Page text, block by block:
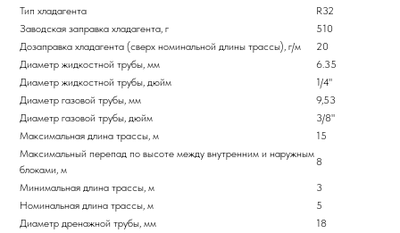
Тип хладагента
R32
Заводская заправка хладагента, г
510
Дозаправка хладагента (сверх номинальной длины трассы), г/м
20
Диаметр жидкостной трубы, мм
6.35
Диаметр жидкостной трубы, дюйм
1/4"
Диаметр газовой трубы, мм
9,53
Диаметр газовой трубы, дюйм
3/8"
Максимальная длина трассы, м
15
Максимальный перепад по высоте между внутренним и наружным
блоками, м
8
Минимальная длина трассы, м
3
Номинальная длина трассы, м
5
Диаметр дренажной трубы, мм
18